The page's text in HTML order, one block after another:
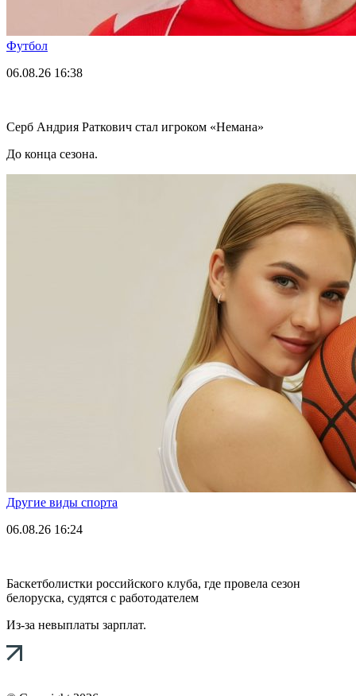
Футбол
06.08.26 16:38
Серб Андрия Раткович стал игроком «Немана»
До конца сезона.
Другие виды спорта
06.08.26 16:24
Баскетболистки российского клуба, где провела сезон
белоруска, судятся с работодателем
Из-за невыплаты зарплат.